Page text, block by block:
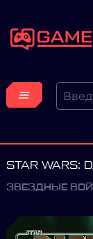
STAR WARS:
ЗВЕЗДНЫЕ